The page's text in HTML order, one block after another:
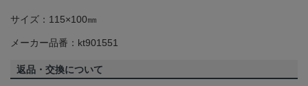
サイズ：115×100㎜
メーカー品番：kt901551
返品・交換について